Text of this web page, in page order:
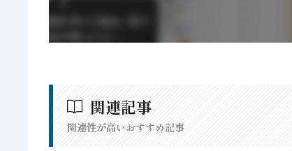
関連記事
関連性が高いおすすめ記事